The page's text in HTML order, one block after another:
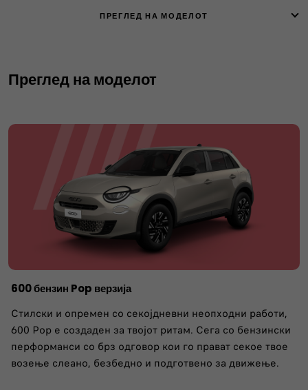
ПРЕГЛЕД НА МОДЕЛОТ
Преглед на моделот
600 бензин Pop верзија
​Стилски и опремен со секојдневни неопходни работи,
600 Pop е создаден за твојот ритам. Сега со бензински
перформанси со брз одговор кои го прават секое твое
возење слеано, безбедно и подготвено за движење.